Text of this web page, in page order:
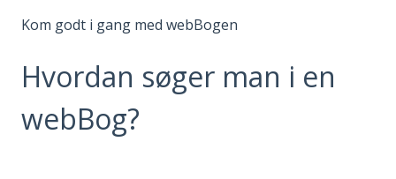
Kom godt i gang med webBogen
Hvordan søger man i en
webBog?